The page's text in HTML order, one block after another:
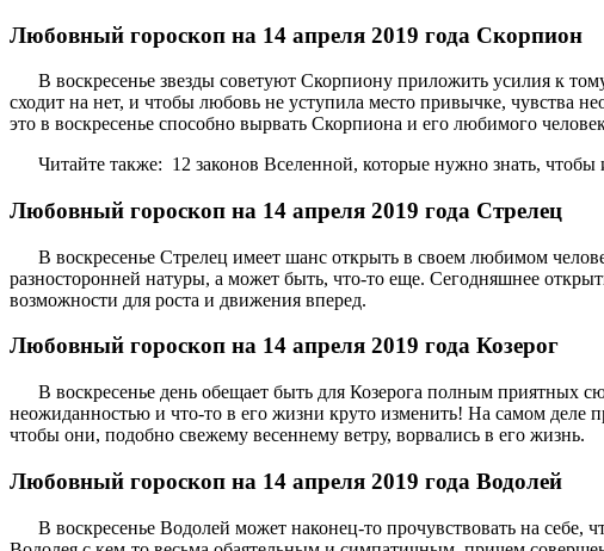
Любовный гороскоп на 14 апреля 2019 года Скорпион
В воскресенье звезды советуют Скорпиону приложить усилия к
сходит на нет, и чтобы любовь не уступила место привычке, чувства
это в воскресенье способно вырвать Скорпиона и его любимого
Читайте также: 12 законов Вселенной, которые нужно знать, чтобы
Любовный гороскоп на 14 апреля 2019 года Стрелец
В воскресенье Стрелец имеет шанс открыть в своем любимом
разносторонней натуры, а может быть, что-то еще. Сегодняшнее
возможности для роста и движения вперед.
Любовный гороскоп на 14 апреля 2019 года Козерог
В воскресенье день обещает быть для Козерога полным приятных
неожиданностью и что-то в его жизни круто изменить! На самом деле
чтобы они, подобно свежему весеннему ветру, ворвались в его жизнь.
Любовный гороскоп на 14 апреля 2019 года Водолей
В воскресенье Водолей может наконец-то прочувствовать на себе,